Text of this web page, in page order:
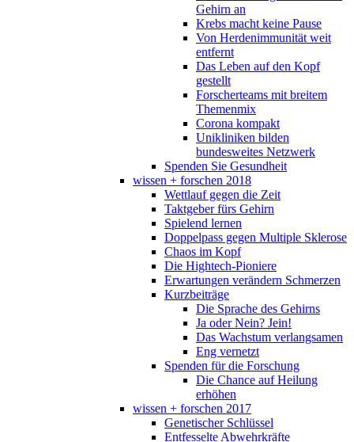
Gehirn an
Krebs macht keine Pause
Von Herdenimmunität weit
entfernt
Das Leben auf den Kopf
gestellt
Forscherteams mit breitem
Themenmix
Corona kompakt
Unikliniken bilden
bundesweites Netzwerk
Spenden Sie Gesundheit
wissen + forschen 2018
Wettlauf gegen die Zeit
Taktgeber fürs Gehirn
Spielend lernen
Doppelpass gegen Multiple Sklerose
Chaos im Kopf
Die Hightech-Pioniere
Erwartungen verändern Schmerzen
Kurzbeiträge
Die Sprache des Gehirns
Ja oder Nein? Jein!
Das Wachstum verlangsamen
Eng vernetzt
Spenden für die Forschung
Die Chance auf Heilung
erhöhen
wissen + forschen 2017
Genetischer Schlüssel
Entfesselte Abwehrkräfte